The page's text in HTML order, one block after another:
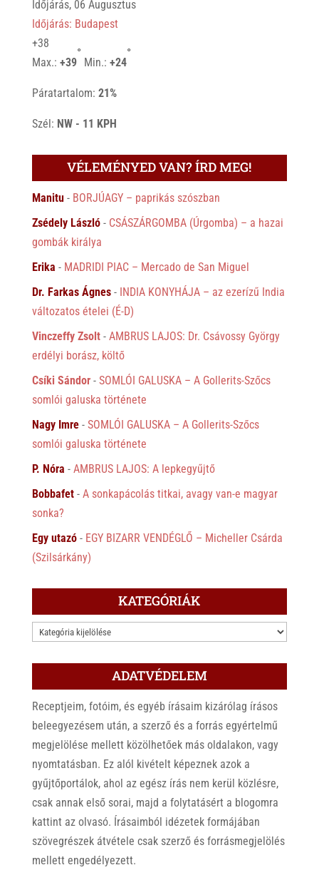
Időjárás, 06 Augusztus
Időjárás: Budapest
+38
Max.: +39
°
Min.: +24
°
Páratartalom: 21%
Szél: NW - 11 KPH
VÉLEMÉNYED VAN? ÍRD MEG!
Manitu- BORJÚAGY – paprikás szószban
Zsédely László- CSÁSZÁRGOMBA (Úrgomba) – a hazai
gombák királya
Erika - MADRIDI PIAC – Mercado de San Miguel
Dr. Farkas Ágnes- INDIA KONYHÁJA – az ezerízű India
változatos ételei (É-D)
Vinczeffy Zsolt- AMBRUS LAJOS: Dr. Csávossy György
erdélyi borász, költő
Csíki Sándor- SOMLÓI GALUSKA – A Gollerits-Szőcs
somlói galuska története
Nagy Imre- SOMLÓI GALUSKA – A Gollerits-Szőcs
somlói galuska története
P. Nóra - AMBRUS LAJOS: A lepkegyűjtő
Bobbafet- A sonkapácolás titkai, avagy van-e magyar
sonka?
Egy utazó- EGY BIZARR VENDÉGLŐ – Micheller Csárda
(Szilsárkány)
KATEGÓRIÁK
KATEGÓRIÁK
ADATVÉDELEM
Receptjeim, fotóim, és egyéb írásaim kizárólag írásos
beleegyezésem után, a szerző és a forrás egyértelmű
megjelölése mellett közölhetőek más oldalakon, vagy
nyomtatásban. Ez alól kivételt képeznek azok a
gyűjtőportálok, ahol az egész írás nem kerül közlésre,
csak annak első sorai, majd a folytatásért a blogomra
kattint az olvasó. Írásaimból idézetek formájában
szövegrészek átvétele csak szerző és forrásmegjelölés
mellett engedélyezett.